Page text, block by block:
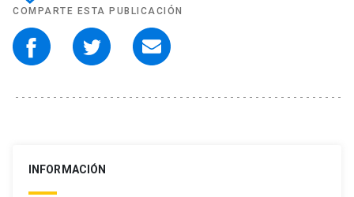
COMPARTE ESTA PUBLICACIÓN
INFORMACIÓN